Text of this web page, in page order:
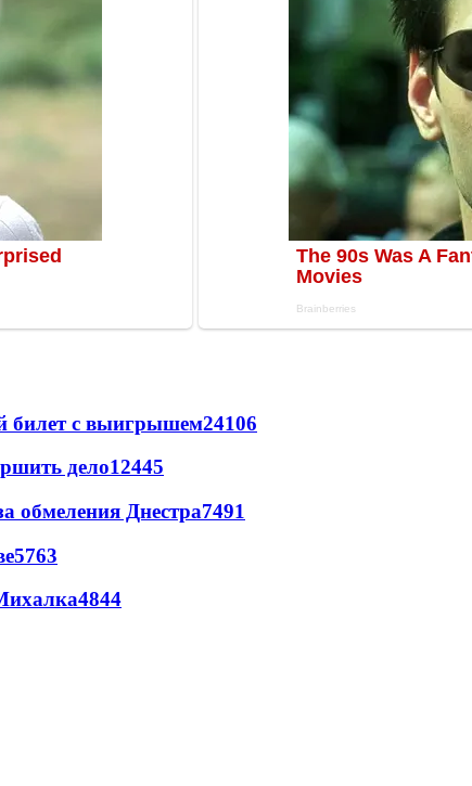
билет с выигрышем24106
дело12445
обмеления Днестра7491
5763
4844